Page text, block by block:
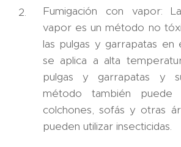
Fumigación con vapor:
vapor es un método no
las pulgas y garrapatas en
se aplica a alta
pulgas y garrapatas y
método también puede
colchones, sofás y otras
pueden utilizar insecticidas.